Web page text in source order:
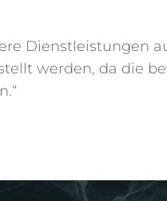
Dienstleistungen
werden, da die